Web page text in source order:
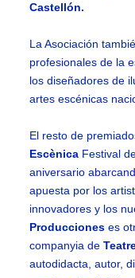
Castellón.
La Asociación
profesionales de la
los diseñadores de
artes escénicas
El resto de
Escènica Festival
aniversario
apuesta por los
innovadores y los
Producciones es
companyia de
autodidacta, autor,